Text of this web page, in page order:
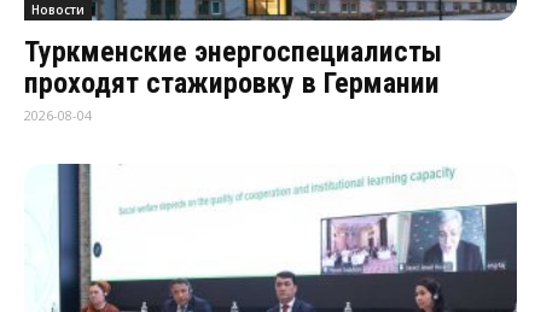
Новости
Туркменские энергоспециалисты
проходят стажировку в Германии
2026-08-04